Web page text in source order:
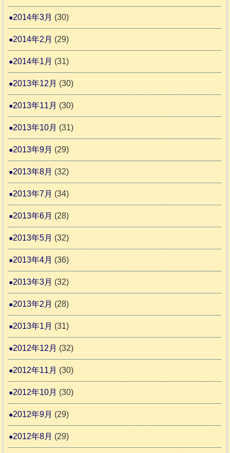
2014年3月 (30)
2014年2月 (29)
2014年1月 (31)
2013年12月 (30)
2013年11月 (30)
2013年10月 (31)
2013年9月 (29)
2013年8月 (32)
2013年7月 (34)
2013年6月 (28)
2013年5月 (32)
2013年4月 (36)
2013年3月 (32)
2013年2月 (28)
2013年1月 (31)
2012年12月 (32)
2012年11月 (30)
2012年10月 (30)
2012年9月 (29)
2012年8月 (29)